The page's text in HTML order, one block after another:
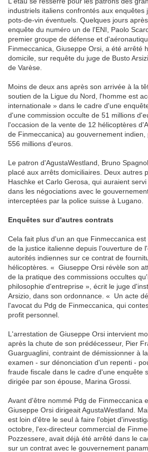
industriels italiens confrontés aux enquêtes
pots-de-vin éventuels. Quelques jours
enquête du numéro un de l'ENI, Paolo
premier groupe de défense et
Finmeccanica, Giuseppe Orsi, a été arrêté
domicile, sur requête du juge de Busto
de Varèse.
Moins de deux ans après son arrivée à la
soutien de la Ligue du Nord, l'homme est
internationale » dans le cadre d'une
d'une commission occulte de 51 millions
l'occasion de la vente de 12 hélicoptères
de Finmeccanica) au gouvernement
556 millions d'euros.
Le patron d'AgustaWestland, Bruno
placé aux arrêts domiciliaires. Deux autres
Haschke et Carlo Gerosa, qui auraient
dans les négociations avec le
interceptées par la police suisse à Lugano.
Enquêtes sur d'autres contrats
Cela fait plus d'un an que Finmeccanica
de la justice italienne depuis l'ouverture de
autorités indiennes sur ce contrat de
hélicoptères. « Giuseppe Orsi révèle son
de la pratique des commissions occultes
philosophie d'entreprise », écrit le juge
Arsizio, dans son ordonnance. « Un acte
l'avocat du Pdg de Finmeccanica, qui
profit personnel.
L'arrestation de Giuseppe Orsi intervient
après la chute de son prédécesseur, Pier
Guarguaglini, contraint de démissionner à
examen - sur dénonciation d'un repenti -
fraude fiscale dans le cadre d'une enquête
dirigée par son épouse, Marina Grossi.
Avant d'être nommé Pdg de Finmeccanica
Giuseppe Orsi dirigeait AgustaWestland.
est loin d'être le seul à faire l'objet
octobre, l'ex-directeur commercial de
Pozzessere, avait déjà été arrêté dans le
sur un contrat avec le gouvernement